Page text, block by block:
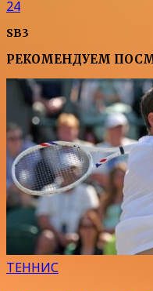
24
SB3
РЕКОМЕНДУЕМ
ТЕННИС